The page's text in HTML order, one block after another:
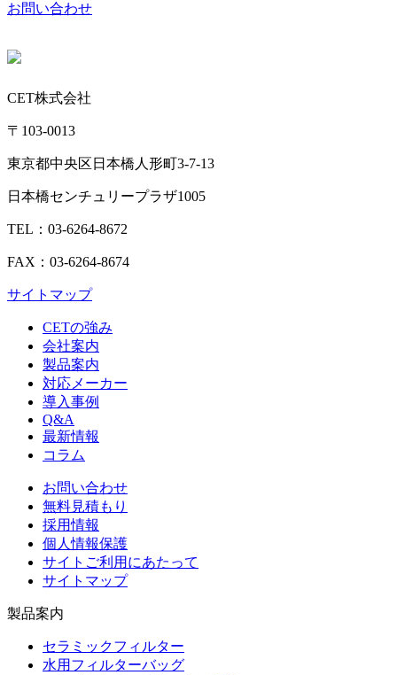
お問い合わせ
CET株式会社
〒103-0013
東京都中央区日本橋人形町3-7-13
日本橋センチュリープラザ1005
TEL：03-6264-8672
FAX：03-6264-8674
サイトマップ
CETの強み
会社案内
製品案内
対応メーカー
導入事例
Q&A
最新情報
コラム
お問い合わせ
無料見積もり
採用情報
個人情報保護
サイトご利用にあたって
サイトマップ
製品案内
セラミックフィルター
水用フィルターバッグ